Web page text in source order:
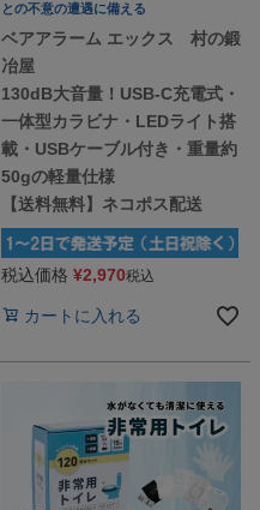
との不意の遭遇に備える
ベアアラーム エックス 村の鍛
冶屋
130dB大音量！USB-C充電式・
一体型カラビナ・LEDライト搭
載・USBケーブル付き・重量約
50gの軽量仕様
【送料無料】ネコポス配送
税込価格 ¥2,970税込
カートに入れる